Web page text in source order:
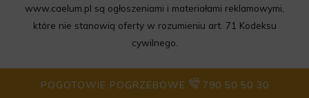
POGOTOWIE POGRZEBOWE 790 50 50 30
www.caelum.pl są ogłoszeniami i materiałami reklamowymi,
które nie stanowią oferty w rozumieniu art. 71 Kodeksu
cywilnego.